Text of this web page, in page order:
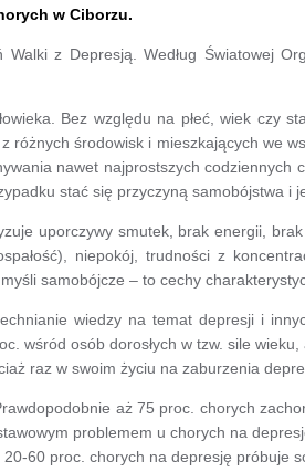
w Ciborzu.
Walki z Depresją. Według Światowej
Bez względu na płeć, wiek czy
różnych środowisk i mieszkających we
nawet najprostszych
stać się przyczyną samobójstwa
uporczywy smutek, brak energii,
niepokój, trudności z
samobójcze – to cechy
wiedzy na temat depresji i
wśród osób dorosłych w tzw. sile
raz w swoim życiu na zaburzenia
aż 75 proc. chorych
problemem u chorych na
60 proc. chorych na depresję próbuje